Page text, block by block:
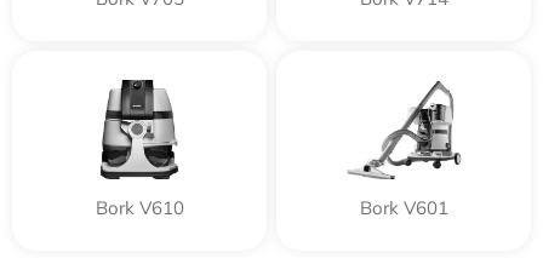
Bork V610 Bork V601